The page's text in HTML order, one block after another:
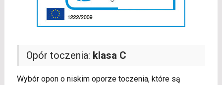
Opór toczenia: klasa C
Wybór opon o niskim oporze toczenia, które są